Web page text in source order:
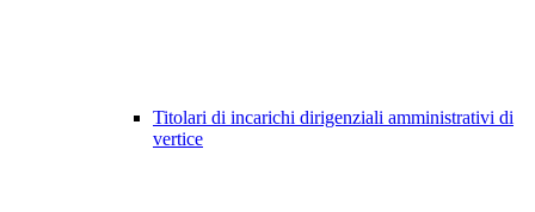
Titolari di incarichi dirigenziali amministrativi di
vertice